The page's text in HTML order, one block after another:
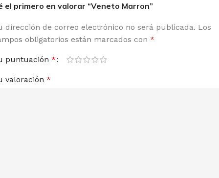
el primero en valorar “Veneto Marron”
dirección de correo electrónico no será publicada. Los
obligatorios están marcados con *
puntuación *
valoración *